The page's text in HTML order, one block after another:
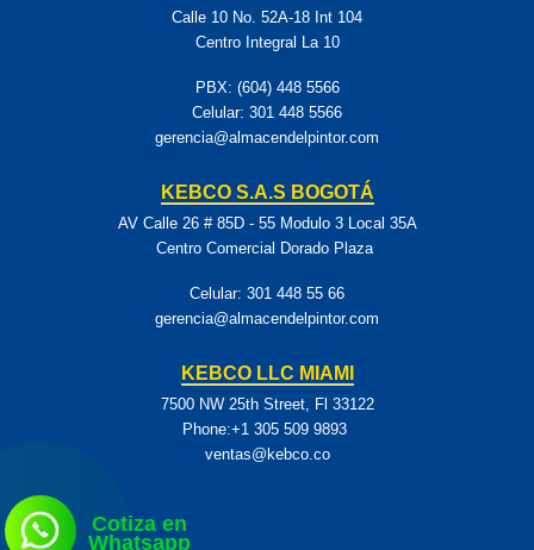
Cotiza en
Whatsapp
Calle 10 No. 52A-18 Int 104
Centro Integral La 10
PBX: (604) 448 5566
Celular: 301 448 5566
gerencia@almacendelpintor.com
KEBCO S.A.S BOGOTÁ
AV Calle 26 # 85D - 55 Modulo 3 Local 35A
Centro Comercial Dorado Plaza
Celular: 301 448 55 66
gerencia@almacendelpintor.com
KEBCO LLC MIAMI
7500 NW 25th Street, Fl 33122
Phone:+1 305 509 9893
ventas@kebco.co